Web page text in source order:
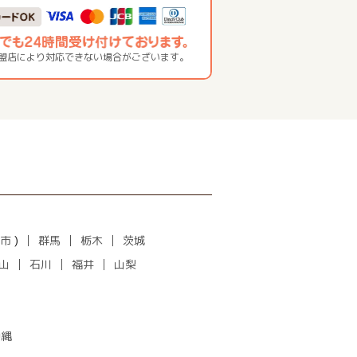
により対応できない場合がございます。
) 群馬 栃木
茨城
石川 福井 山梨